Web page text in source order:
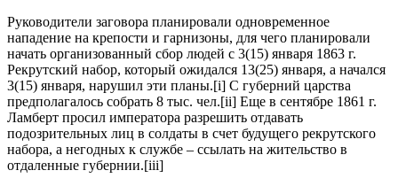
Руководители заговора планировали одновременное
нападение на крепости и гарнизоны, для чего планировали
начать организованный сбор людей с 3(15) января 1863 г.
Рекрутский набор, который ожидался 13(25) января, а начался
3(15) января, нарушил эти планы.[i] С губерний царства
предполагалось собрать 8 тыс. чел.[ii] Еще в сентябре 1861 г.
Ламберт просил императора разрешить отдавать
подозрительных лиц в солдаты в счет будущего рекрутского
набора, а негодных к службе – ссылать на жительство в
отдаленные губернии.[iii]